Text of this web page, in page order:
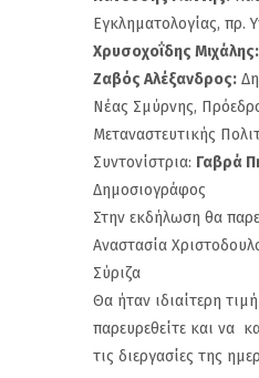
Εγκληματολογίας, πρ.
Χρυσοχοΐδης Μιχάλης:
Ζαβός Αλέξανδρος:
Νέας Σμύρνης,
Μεταναστευτικής
Συντονίστρια: Γαβρά
Δημοσιογράφος
Στην εκδήλωση θα
Αναστασία
Σύριζα
Θα ήταν ιδιαίτερη
παρευρεθείτε και να
τις διεργασίες της